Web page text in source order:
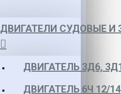
ДВИГАТЕЛИ СУДОВЫЕ И
ДВИГАТЕЛЬ 3Д6,
ДВИГАТЕЛЬ 6Ч 12/14